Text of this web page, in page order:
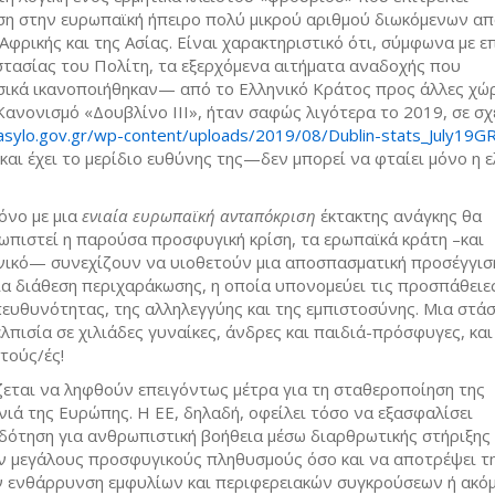
στην ευρωπαϊκή ήπειρο πολύ μικρού αριθμού διωκόμενων
και της Ασίας. Είναι χαρακτηριστικό ότι, σύμφωνα με
του Πολίτη, τα εξερχόμενα αιτήματα αναδοχής που
ικανοποιήθηκαν— από το Ελληνικό Κράτος προς άλλες
«Δουβλίνο ΙΙΙ», ήταν σαφώς λιγότερα το 2019, σε
wp-content/uploads/2019/08/Dublin-
έχει το μερίδιο ευθύνης της—δεν μπορεί να φταίει μόνο η
με μια ενιαία ευρωπαϊκή ανταπόκριση έκτακτης ανάγκης θα
η παρούσα προσφυγική κρίση, τα ερωπαϊκά κράτη –και
συνεχίζουν να υιοθετούν μια αποσπασματική
διάθεση περιχαράκωσης, η οποία υπονομεύει τις
της αλληλεγγύης και της εμπιστοσύνης. Μια
σε χιλιάδες γυναίκες, άνδρες και παιδιά-πρόσφυγες,
ές!
να ληφθούν επειγόντως μέτρα για τη σταθεροποίηση της
της Ευρώπης. Η ΕΕ, δηλαδή, οφείλει τόσο να εξασφαλίσει
για ανθρωπιστική βοήθεια μέσω διαρθρωτικής στήριξης
μεγάλους προσφυγικούς πληθυσμούς όσο και να αποτρέψει
εμφυλίων και περιφερειακών συγκρούσεων ή